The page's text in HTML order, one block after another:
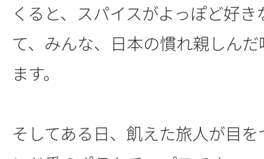
くると、スパイスがよっぽど好
て、みんな、日本の慣れ親しん
ます。
そしてある日、飢えた旅人が目